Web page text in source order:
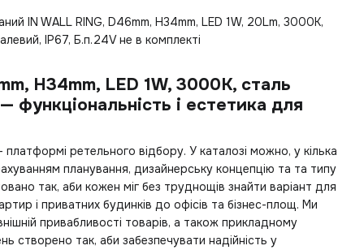
IN WALL RING, D46mm, H34mm, LED 1W, 20Lm, 3000К,
IP67, Б.п.24V не в комплекті
H34mm, LED 1W, 3000К, сталь
функціональність і естетика для
ретельного відбору. У каталозі можно, у кілька
планування, дизайнерську концепцію та та типу
так, аби кожен міг без труднощів знайти варіант для
і приватних будинків до офісів та бізнес-площ. Ми
привабливості товарів, а також прикладному
створено так, аби забезпечувати надійність у